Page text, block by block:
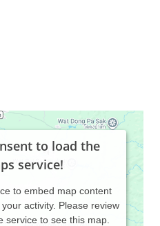
to load the
service!
to embed map content
activity. Please review
service to see this map.